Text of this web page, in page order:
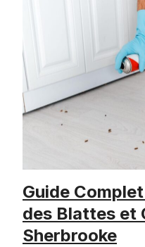
Guide
des Blattes et
Sherbrooke